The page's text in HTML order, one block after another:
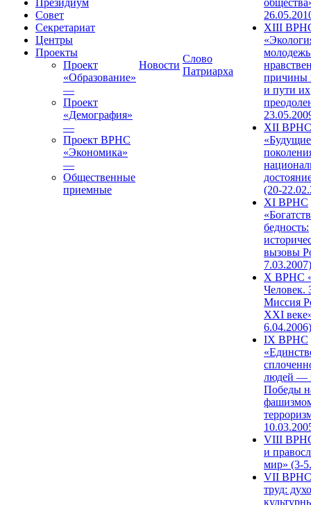
Президиум
Совет
Секретариат
Центры
Проекты
Проект
«Образование»
—
Проект
«Демография»
—
Проект ВРНС
«Экономика»
—
Общественные
приемные
Новости
Слово
Патриарха
XIII
причины
и пути их
XII ВРНС
«Будущие
(20-
XI ВРНС
бедность:
вызовы
7.03.2007)
X ВРНС
Человек.
Миссия
XXI
6.04.2006)
IX ВРНС
людей —
Победы
VIII
и
мир» (3-
VII ВРНС
труд: